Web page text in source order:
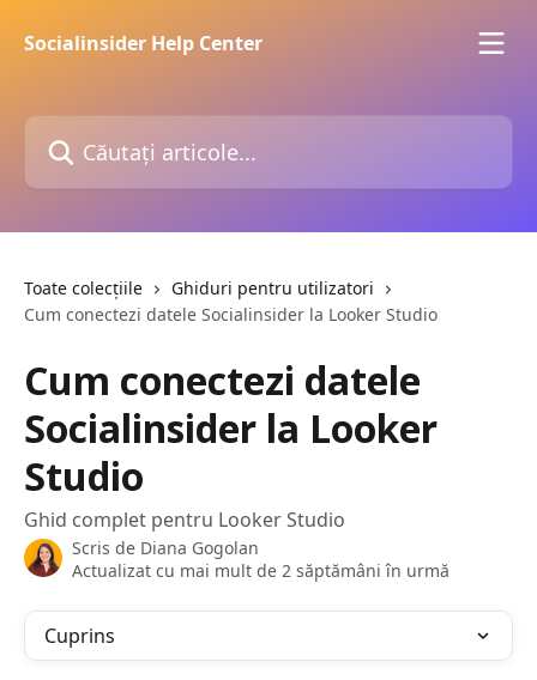
Socialinsider Help Center
Căutați articole...
Toate colecțiile
Ghiduri pentru utilizatori
Cum conectezi datele Socialinsider la Looker Studio
Cum conectezi datele
Socialinsider la Looker
Studio
Ghid complet pentru Looker Studio
Scris de Diana Gogolan
Actualizat cu mai mult de 2 săptămâni în urmă
Cuprins